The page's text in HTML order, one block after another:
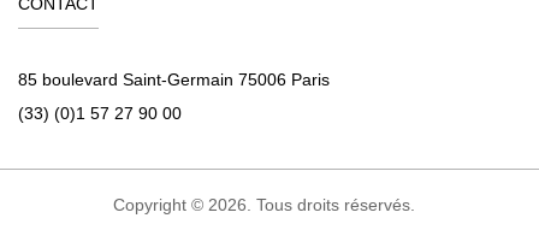
85 boulevard Saint-Germain 75006 Paris
(33) (0)1 57 27 90 00
Copyright © 2026. Tous droits réservés.